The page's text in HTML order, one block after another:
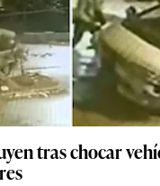
tras chocar